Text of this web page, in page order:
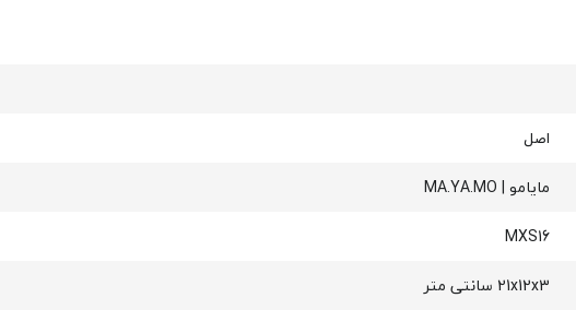
اصل
مایامو | MA.YA.MO
MXS16
21x12x3 سانتی متر